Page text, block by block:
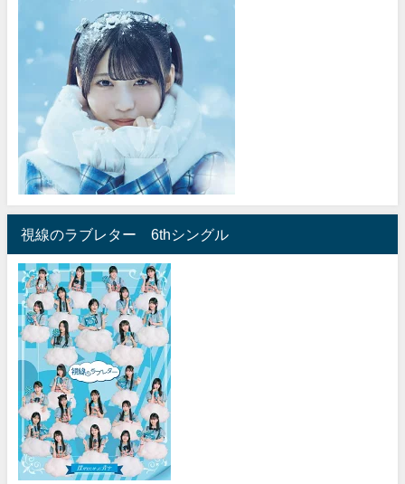
視線のラブレター 6thシングル